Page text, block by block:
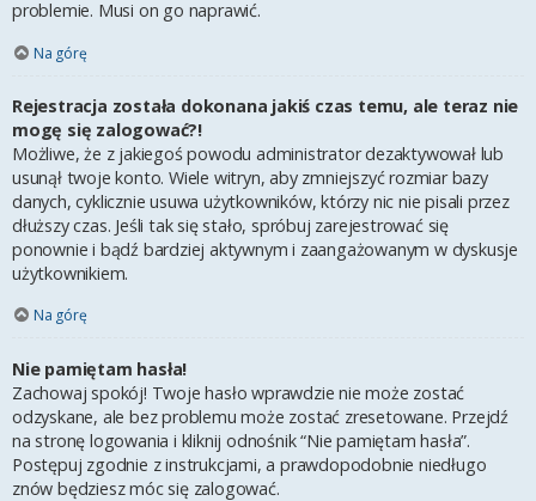
problemie. Musi on go naprawić.
Na górę
Rejestracja została dokonana jakiś czas temu, ale teraz nie
mogę się zalogować?!
Możliwe, że z jakiegoś powodu administrator dezaktywował lub
usunął twoje konto. Wiele witryn, aby zmniejszyć rozmiar bazy
danych, cyklicznie usuwa użytkowników, którzy nic nie pisali przez
dłuższy czas. Jeśli tak się stało, spróbuj zarejestrować się
ponownie i bądź bardziej aktywnym i zaangażowanym w dyskusje
użytkownikiem.
Na górę
Nie pamiętam hasła!
Zachowaj spokój! Twoje hasło wprawdzie nie może zostać
odzyskane, ale bez problemu może zostać zresetowane. Przejdź
na stronę logowania i kliknij odnośnik “Nie pamiętam hasła”.
Postępuj zgodnie z instrukcjami, a prawdopodobnie niedługo
znów będziesz móc się zalogować.